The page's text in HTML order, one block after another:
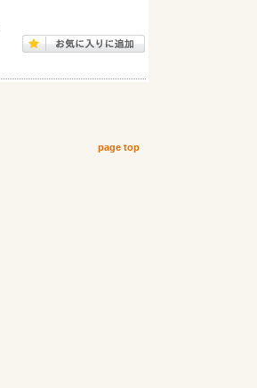
page top